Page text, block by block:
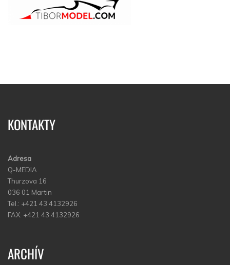
KONTAKTY
Adresa
Q-MEDIA
Thurzova 16
036 01 Martin
Tel.: +421 43 4132926
FAX: +421 43 4132926
ARCHÍV